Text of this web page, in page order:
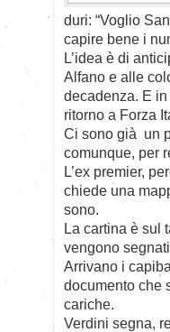
duri: “Voglio
capire bene i
L’idea è di
Alfano e alle
decadenza. E
ritorno a Forza
Ci sono già un
comunque, per
L’ex premier,
chiede una
sono.
La cartina è sul
vengono
Arrivano i
documento che
cariche.
Verdini segna,